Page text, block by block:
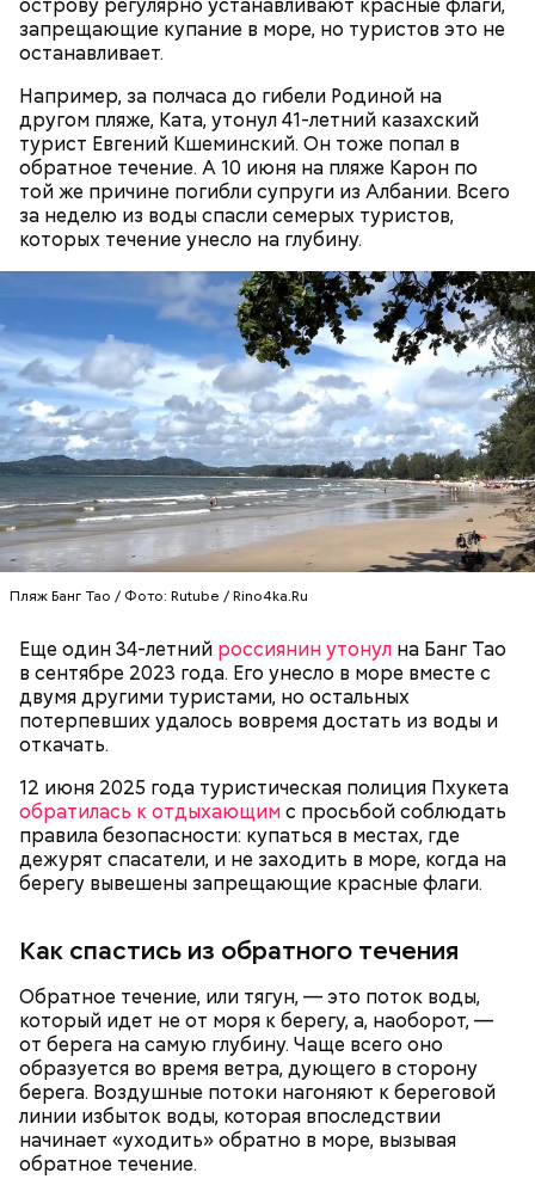
острову регулярно устанавливают красные флаги,
запрещающие купание в море, но туристов это не
останавливает.
Например, за полчаса до гибели Родиной на
другом пляже, Ката, утонул 41-летний казахский
турист Евгений Кшеминский. Он тоже попал в
обратное течение. А 10 июня на пляже Карон по
той же причине погибли супруги из Албании. Всего
за неделю из воды спасли семерых туристов,
которых течение унесло на глубину.
Пляж Банг Тао / Фото: Rutube / Rino4ka.Ru
Еще один 34-летний россиянин утонул на Банг Тао
в сентябре 2023 года. Его унесло в море вместе с
двумя другими туристами, но остальных
потерпевших удалось вовремя достать из воды и
откачать.
12 июня 2025 года туристическая полиция Пхукета
обратилась к отдыхающимс просьбой соблюдать
правила безопасности: купаться в местах, где
дежурят спасатели, и не заходить в море, когда на
берегу вывешены запрещающие красные флаги.
Как спастись из обратного течения
Обратное течение, или тягун, — это поток воды,
который идет не от моря к берегу, а, наоборот, —
от берега на самую глубину. Чаще всего оно
образуется во время ветра, дующего в сторону
берега. Воздушные потоки нагоняют к береговой
линии избыток воды, которая впоследствии
начинает «уходить» обратно в море, вызывая
обратное течение.
Задолжала налоговой
звездном психологе
Тлиашиновой
— Видел новости. Да, звучит громко — «заочный
арест», но на деле все не так драматично. Все
году, — писал он в блоге.
ТакжеГасанов обжаловалсвой заочный арест, но
судотказался пересматриватьсвое решение. Еще
блогер утверждал, что не осознавал преступный
характер своих действий, вовсе не пытался
легализовать «преступные деньги» и покупал
квартиры, просто потому что хотел. Также,
несмотря на риск попасть за решетку, мужчина
намеревалсявернуться в Россию
Продажа квартиры в «Москве-Сити»
Мошенничество на ставках: за что
экстрадировали из ОАЭ
— Он также приносил в дом воду из святого
источника, у нее был специфический запах. Воду
вылили, на раковине остались пятна, похожие на
следы от кислотного ожога, — вспоминалдядя
Миссюры в беседе со следователями.
Месть отчиму и любовь к сестре
В июле 2024 года Артема Миссюру задержали и
отправили в СИЗО, обвинив в убийстве двух лиц и
покушении на убийство еще семи человек. СМИ
прозвали обвиняемого «балашихинским
отравителем». Ровно через год
правоохранительные органы завершили
расследование и передали дело в суд. Начались
долгие разбирательства. Во время одного из
заседаний молодой человек раскрыл судье детали
собственной биографии.